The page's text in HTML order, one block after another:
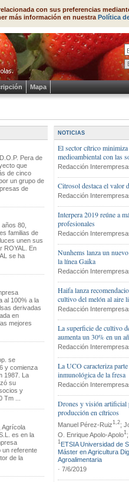
con sus preferencias
más información en nuestra Política
Mapa
Pera de
que
de cinco
un grupo de
de
80,
familias de
unen sus
ROYAL. En
se ha
al 100% a la
derivadas
en
mejores
se
y comienza
1987. La
su
y
Tm ...
Agrícola
es en la
un referente
de la
NOTICIAS
El sector cítrico
medioambiental con las
Redacción
Citrosol destaca el valor
Redacción
Interpera 2019 reúne a
profesionales
Redacción
Nunhems lanza un
la línea Gaika
Redacción
Haifa lanza
cultivo del melón al aire
Redacción
La superficie de cultivo
aumenta un 30% en un
Redacción
La UCO caracteriza
inmunológica de la fresa
Redacción
Drones y visión artificial
producción en cítricos
Manuel Pérez-Ruiz1,2;
O. Enrique Apolo-Apolo1
1ETSIA Universidad de
Máster en Agricultura
Agroalimentaria
· 7/6/2019